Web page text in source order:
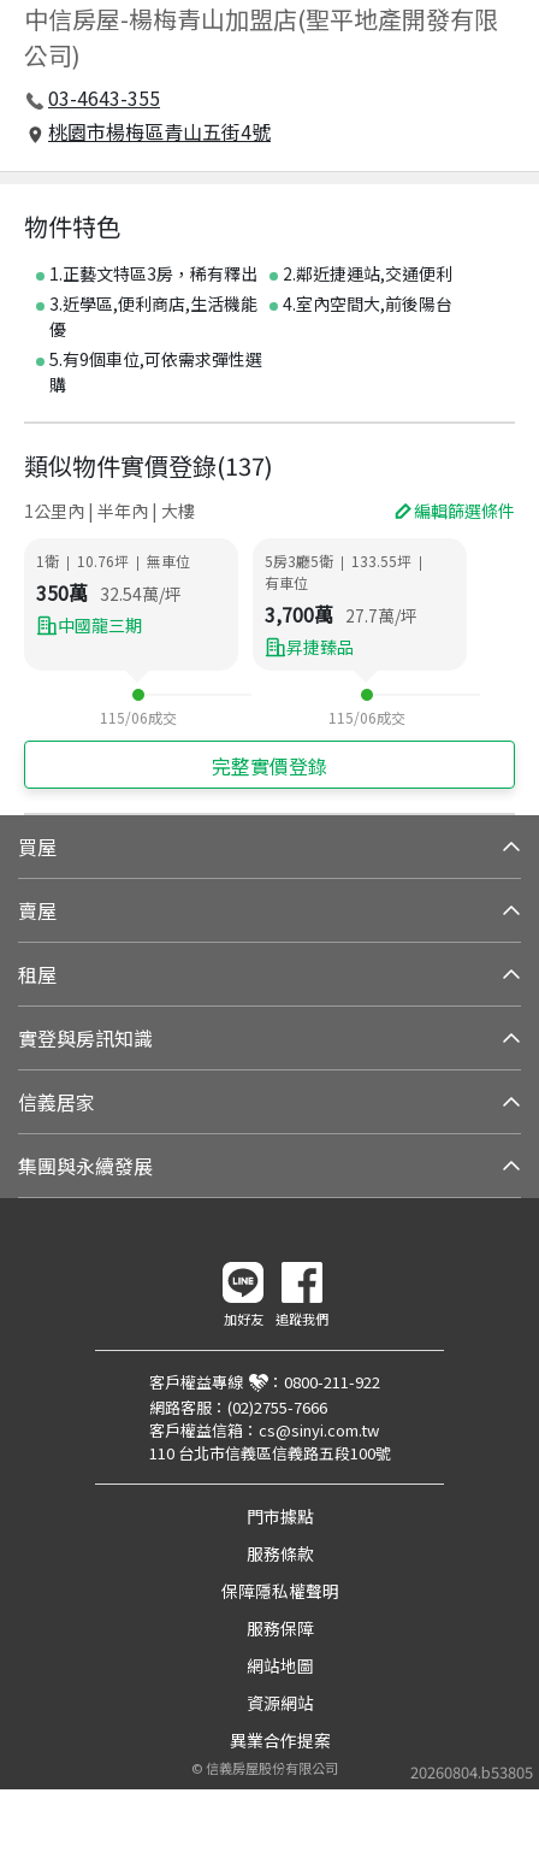
中信房屋-楊梅青山加盟店(聖平地產開發有限
公司)
03-4643-355
桃園市楊梅區青山五街4號
物件特色
1.正藝文特區3房，稀有釋出
2.鄰近捷運站,交通便利
3.近學區,便利商店,生活機能
優
4.室內空間大,前後陽台
5.有9個車位,可依需求彈性選
購
類似物件實價登錄(137)
1公里內 | 半年內 | 大樓 編輯篩選條件
1衛 | 10.76坪 | 無車位
350萬 32.54萬/坪
中國龍三期
115/06成交
5房3廳5衛 | 133.55坪 |
有車位
3,700萬 27.7萬/坪
昇捷臻品
115/06成交
完整實價登錄
買屋
賣屋
租屋
實登與房訊知識
信義居家
集團與永續發展
20260804.b53805
加好友 追蹤我們
客戶權益專線 ： 0800-211-922
網路客服： (02)2755-7666
客戶權益信箱： cs@sinyi.com.tw
110 台北市信義區信義路五段100號
門市據點
服務條款
保障隱私權聲明
服務保障
網站地圖
資源網站
異業合作提案
©信義房屋股份有限公司